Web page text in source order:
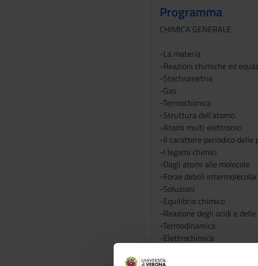
Programma
CHIMICA GENERALE
-La materia
-Reazioni chimiche ed
-Stechiometria
-Gas
-Termochimica
-Struttura dell’atomo.
-Atomi multi elettronici
-Il carattere periodico delle
-I legami chimici
-Dagli atomi alle molecole
-Forze deboli intermolecolari
-Soluzioni
-Equilibrio chimico
-Reazione degli acidi e delle
-Termodinamica
-Elettrochimica